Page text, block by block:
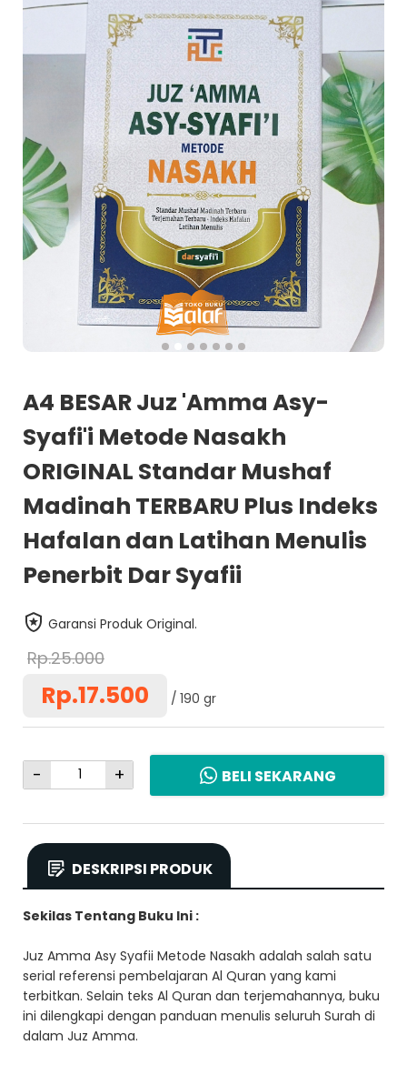
A4 BESAR Juz 'Amma Asy-
Syafi'i Metode Nasakh
ORIGINAL Standar Mushaf
Madinah TERBARU Plus Indeks
Hafalan dan Latihan Menulis
Penerbit Dar Syafii
Garansi Produk Original.
Rp.25.000
Rp.17.500 190 gr
- + BELI SEKARANG
DESKRIPSI PRODUK
Sekilas Tentang Buku Ini :
Juz Amma Asy Syafii Metode Nasakh adalah salah satu
serial referensi pembelajaran Al Quran yang kami
terbitkan. Selain teks Al Quran dan terjemahannya, buku
ini dilengkapi dengan panduan menulis seluruh Surah di
dalam Juz Amma.